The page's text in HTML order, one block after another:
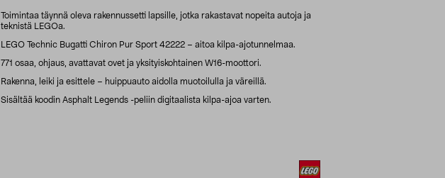
Toimintaa täynnä oleva rakennussetti lapsille, jotka rakastavat nopeita autoja ja
teknistä LEGOa.
LEGO Technic Bugatti Chiron Pur Sport 42222 – aitoa kilpa-ajotunnelmaa.
771 osaa, ohjaus, avattavat ovet ja yksityiskohtainen W16-moottori.
Rakenna, leiki ja esittele – huippuauto aidolla muotoilulla ja väreillä.
Sisältää koodin Asphalt Legends -peliin digitaalista kilpa-ajoa varten.